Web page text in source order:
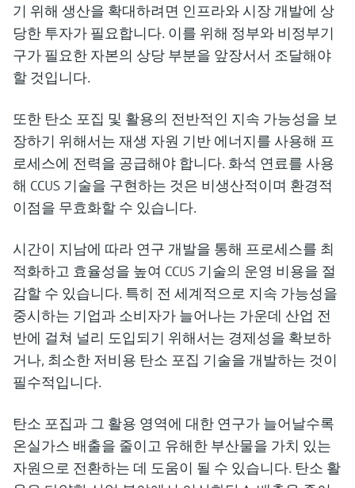
기 위해 생산을 확대하려면 인프라와 시장 개발에 상
당한 투자가 필요합니다. 이를 위해 정부와 비정부기
구가 필요한 자본의 상당 부분을 앞장서서 조달해야
할 것입니다.
또한 탄소 포집 및 활용의 전반적인 지속 가능성을 보
장하기 위해서는 재생 자원 기반 에너지를 사용해 프
로세스에 전력을 공급해야 합니다. 화석 연료를 사용
해 CCUS 기술을 구현하는 것은 비생산적이며 환경적
이점을 무효화할 수 있습니다.
시간이 지남에 따라 연구 개발을 통해 프로세스를 최
적화하고 효율성을 높여 CCUS 기술의 운영 비용을 절
감할 수 있습니다. 특히 전 세계적으로 지속 가능성을
중시하는 기업과 소비자가 늘어나는 가운데 산업 전
반에 걸쳐 널리 도입되기 위해서는 경제성을 확보하
거나, 최소한 저비용 탄소 포집 기술을 개발하는 것이
필수적입니다.
탄소 포집과 그 활용 영역에 대한 연구가 늘어날수록
온실가스 배출을 줄이고 유해한 부산물을 가치 있는
자원으로 전환하는 데 도움이 될 수 있습니다. 탄소 활